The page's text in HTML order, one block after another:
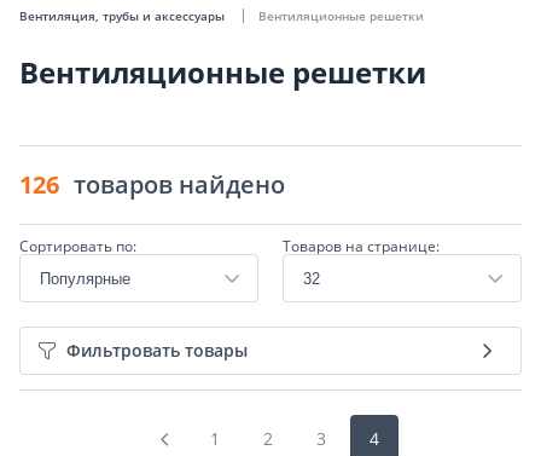
Вентиляция, трубы и аксессуары
Вентиляционные решетки
Вентиляционные решетки
126 товаров найдено
Сортировать по: Товаров на странице:
Фильтровать товары
1 2 3 4